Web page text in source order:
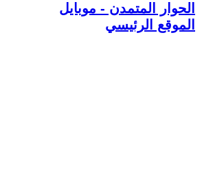
الحوار المتمدن - موبايل
الموقع الرئيسي